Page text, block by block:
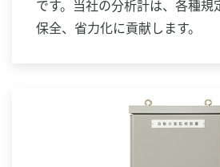
です。当社の分析計は、各種規
保全、省力化に貢献します。